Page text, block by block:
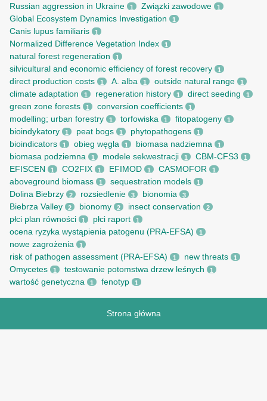
Russian aggression in Ukraine 1 Związki zawodowe 1
Global Ecosystem Dynamics Investigation 1
Canis lupus familiaris 1
Normalized Difference Vegetation Index 1
natural forest regeneration 1
silvicultural and economic efficiency of forest recovery 1
direct production costs 1 A. alba 1 outside natural range 1
climate adaptation 1 regeneration history 1 direct seeding 1
green zone forests 1 conversion coefficients 1
modelling; urban forestry 1 torfowiska 1 fitopatogeny 1
bioindykatory 1 peat bogs 1 phytopathogens 1
bioindicators 1 obieg węgla 1 biomasa nadziemna 1
biomasa podziemna 1 modele sekwestracji 1 CBM-CFS3 1
EFISCEN 1 CO2FIX 1 EFIMOD 1 CASMOFOR 1
aboveground biomass 1 sequestration models 1
Dolina Biebrzy 2 rozsiedlenie 3 bionomia 3
Biebrza Valley 2 bionomy 2 insect conservation 2
płci plan równości 1 płci raport 1
ocena ryzyka wystąpienia patogenu (PRA-EFSA) 1
nowe zagrożenia 1
risk of pathogen assessment (PRA-EFSA) 1 new threats 1
Omycetes 1 testowanie potomstwa drzew leśnych 1
wartość genetyczna 1 fenotyp 1
Strona główna